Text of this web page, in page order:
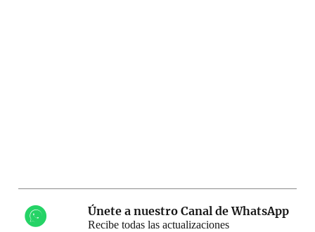
Únete a nuestro Canal de WhatsApp
Recibe todas las actualizaciones